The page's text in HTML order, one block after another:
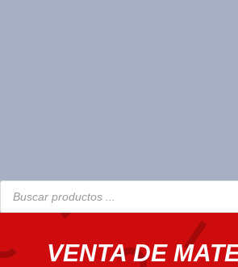
Búsqueda
de
productos
VENTA DE